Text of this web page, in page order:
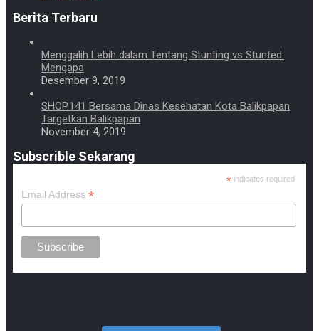
Berita Terbaru
Menggalih Lebih dalam Tentang Stunting vs Stunted:
Mengapa
Desember 9, 2019
SHOP.141 Bersama Dinas Kesehatan Kota Balikpapan
Targetkan Balikpapan
November 4, 2019
Subscrible Sekarang
* indicates required
Email Address*